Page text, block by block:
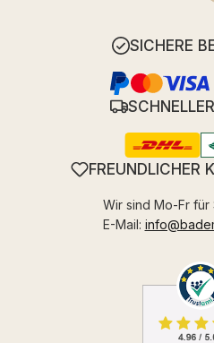
SICHERE
FREUNDLICHER
Wir sind Mo-Fr für
E-Mail: